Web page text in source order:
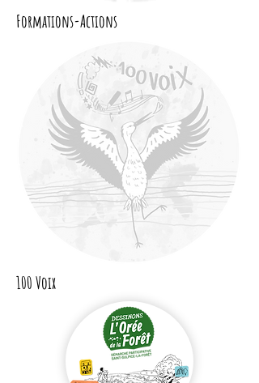
Formations-Actions
100 Voix